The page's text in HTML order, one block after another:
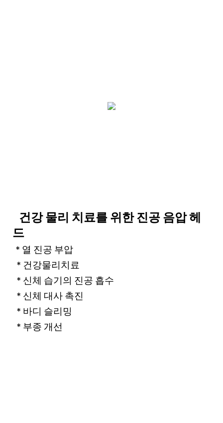
건강 물리 치료를 위한 진공 음압 헤
드
* 열 진공 부압
* 건강물리치료
* 신체 습기의 진공 흡수
* 신체 대사 촉진
* 바디 슬리밍
* 부종 개선